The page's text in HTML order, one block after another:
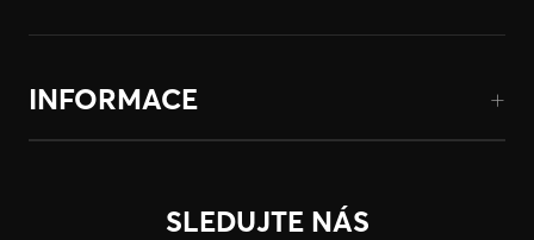
INFORMACE
SLEDUJTE NÁS